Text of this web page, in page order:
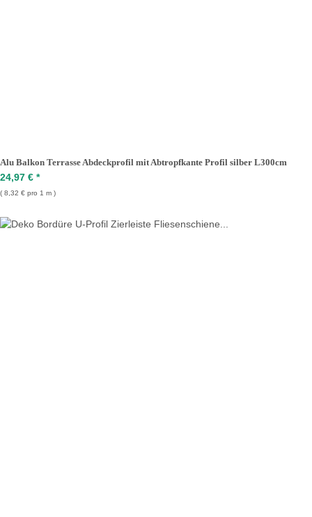
Alu Balkon Terrasse Abdeckprofil mit Abtropfkante Profil silber L300cm
24,97 € *
8,32 € pro 1 m